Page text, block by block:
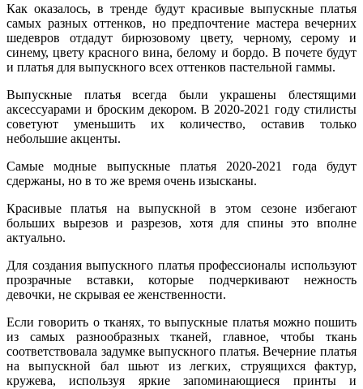
Как оказалось, в тренде будут красивые выпускные платья
самых разных оттенков, но предпочтение мастера вечерних
шедевров отдадут бирюзовому цвету, черному, серому и
синему, цвету красного вина, белому и бордо. В почете будут
и платья для выпускного всех оттенков пастельной гаммы.
Выпускные платья всегда были украшены блестящими
аксессуарами и броским декором. В 2020-2021 году стилисты
советуют уменьшить их количество, оставив только
небольшие акценты.
Самые модные выпускные платья 2020-2021 года будут
сдержаны, но в то же время очень изысканы.
Красивые платья на выпускной в этом сезоне избегают
больших вырезов и разрезов, хотя для спины это вполне
актуально.
Для создания выпускного платья профессионалы используют
прозрачные вставки, которые подчеркивают нежность
девочки, не скрывая ее женственности.
Если говорить о тканях, то выпускные платья можно пошить
из самых разнообразных тканей, главное, чтобы ткань
соответствовала задумке выпускного платья. Вечерние платья
на выпускной бал шьют из легких, струящихся фактур,
кружева, используя яркие запоминающиеся принты и